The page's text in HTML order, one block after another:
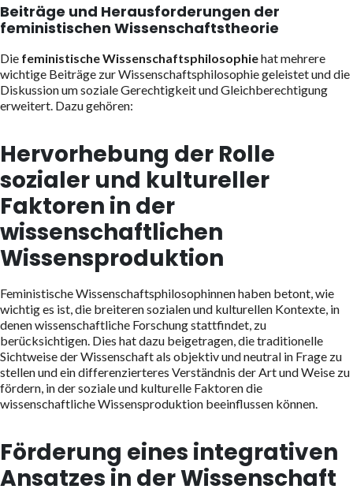
Beiträge und Herausforderungen der
feministischen Wissenschaftstheorie
Die feministische Wissenschaftsphilosophiehat mehrere
wichtige Beiträge zur Wissenschaftsphilosophie geleistet und die
Diskussion um soziale Gerechtigkeit und Gleichberechtigung
erweitert. Dazu gehören:
Hervorhebung der Rolle
sozialer und kultureller
Faktoren in der
wissenschaftlichen
Wissensproduktion
Feministische Wissenschaftsphilosophinnen haben betont, wie
wichtig es ist, die breiteren sozialen und kulturellen Kontexte, in
denen wissenschaftliche Forschung stattfindet, zu
berücksichtigen. Dies hat dazu beigetragen, die traditionelle
Sichtweise der Wissenschaft als objektiv und neutral in Frage zu
stellen und ein differenzierteres Verständnis der Art und Weise zu
fördern, in der soziale und kulturelle Faktoren die
wissenschaftliche Wissensproduktion beeinflussen können.
Förderung eines integrativen
Ansatzes in der Wissenschaft